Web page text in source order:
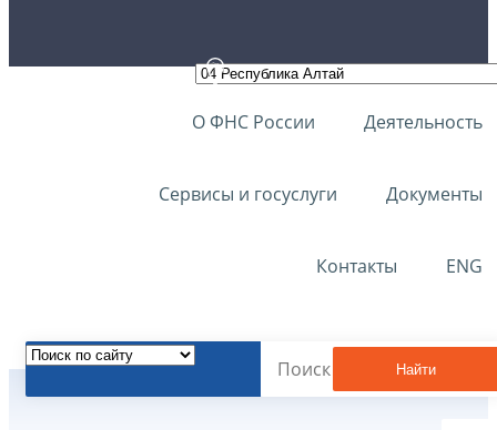
О ФНС России Деятельность
Сервисы и госуслуги Документы
Контакты ENG
Найти